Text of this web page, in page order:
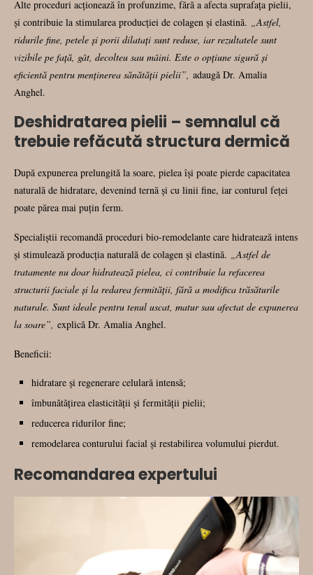
Alte proceduri acționează în profunzime, fără a afecta suprafața pielii,
și contribuie la stimularea producției de colagen și elastină. „Astfel,
ridurile fine, petele și porii dilatați sunt reduse, iar rezultatele sunt
vizibile pe față, gât, decolteu sau mâini. Este o opțiune sigură și
eficientă pentru menținerea sănătății pielii”, adaugă Dr. Amalia
Anghel.
Deshidratarea pielii – semnalul că
trebuie refăcută structura dermică
După expunerea prelungită la soare, pielea își poate pierde capacitatea
naturală de hidratare, devenind ternă și cu linii fine, iar conturul feței
poate părea mai puțin ferm.
Specialiștii recomandă proceduri bio-remodelante care hidratează intens
și stimulează producția naturală de colagen și elastină. „Astfel de
tratamente nu doar hidratează pielea, ci contribuie la refacerea
structurii faciale și la redarea fermității, fără a modifica trăsăturile
naturale. Sunt ideale pentru tenul uscat, matur sau afectat de expunerea
la soare”, explică Dr. Amalia Anghel.
Beneficii:
hidratare și regenerare celulară intensă;
îmbunătățirea elasticității și fermității pielii;
reducerea ridurilor fine;
remodelarea conturului facial și restabilirea volumului pierdut.
Recomandarea expertului